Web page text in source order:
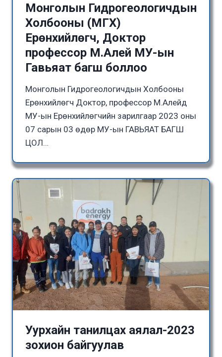
Монголын Гидрогеологичдын
Холбооны (МГХ)
Ерөнхийлөгч, Доктор
профессор М.Алей МУ-ын
Гавьяат багш боллоо
Монголын Гидрогеологичдын Холбооны
Ерөнхийлөгч Доктор, профессор М.Алейд
МУ-ын Ерөнхийлөгчийн зарилгаар 2023 оны
07 сарын 03 өдөр МУ-ын ГАВЬЯАТ БАГШ
ЦОЛ…
Уурхайн танилцах аялал-2023
зохион байгуулав